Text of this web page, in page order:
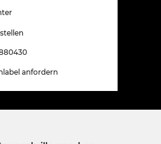
anfordern